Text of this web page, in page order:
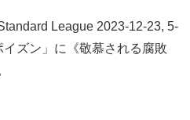
League 2023-12-23, 5-
ズン」に《敬慕される腐敗